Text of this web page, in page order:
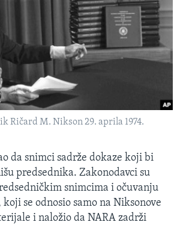
Ričard M. Nikson 29. aprila 1974.
da snimci sadrže dokaze koji bi
predsednika. Zakonodavci su
snimcima i očuvanju
se odnosio samo na Niksonove
i naložio da NARA zadrži